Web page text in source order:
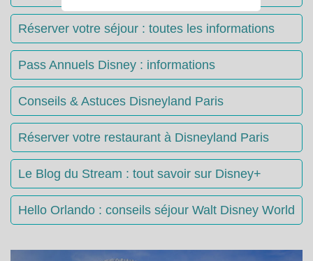
Réserver votre séjour : toutes les informations
Pass Annuels Disney : informations
Conseils & Astuces Disneyland Paris
Réserver votre restaurant à Disneyland Paris
Le Blog du Stream : tout savoir sur Disney+
Hello Orlando : conseils séjour Walt Disney World